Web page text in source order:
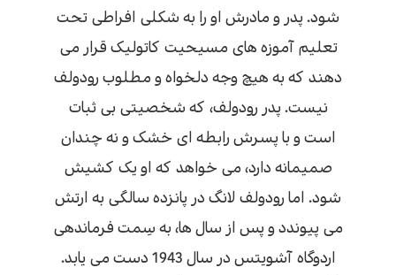
شود. پدر و مادرش او را به شکلی افراطی تحت
تعلیم آموزه های مسیحیت کاتولیک قرار می
دهند که به هیچ وجه دلخواه و مطلوب رودولف
نیست. پدر رودولف، که شخصیتی بی ثبات
است و با پسرش رابطه ای خشک و نه چندان
صمیمانه دارد، می خواهد که او یک کشیش
شود. اما رودولف لانگ در پانزده سالگی به ارتش
می پیوندد و پس از سال ها، به سِمت فرماندهی
اردوگاه آشویتس در سال 1943 دست می یابد.